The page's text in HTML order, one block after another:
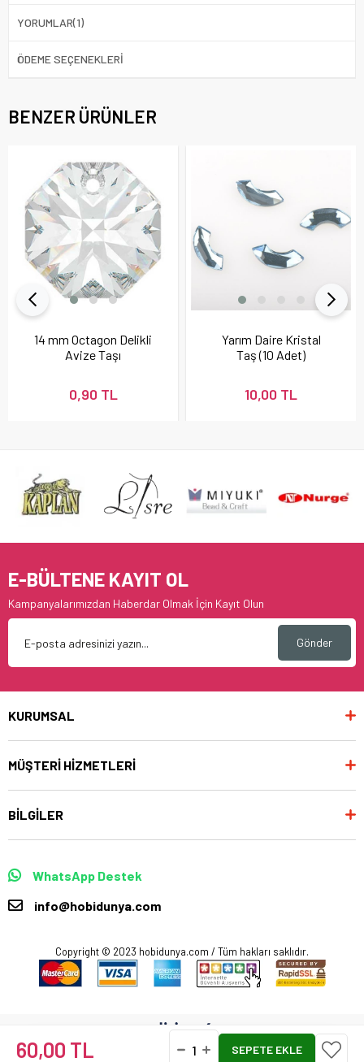
60,00 TL
YORUMLAR(1)
ÖDEME SEÇENEKLERI
BENZER ÜRÜNLER
14 mm Octagon Delikli
Avize Taşı
0,90 TL
Yarım Daire Kristal
Taş (10 Adet)
10,00 TL
E-BÜLTENE KAYIT OL
Kampanyalarımızdan Haberdar Olmak İçin Kayıt Olun
Gönder
KURUMSAL
MÜŞTERİ HİZMETLERİ
BİLGİLER
WhatsApp Destek
info@hobidunya.com
Copyright © 2023 hobidunya.com / Tüm hakları saklıdır.